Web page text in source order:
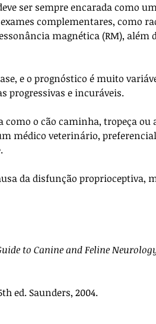
ser sempre encarada como
complementares, como
magnética (RM), além
e o prognóstico é muito
progressivas e incuráveis.
o cão caminha, tropeça ou
médico veterinário,
da disfunção proprioceptiva,
to Canine and Feline
ed. Saunders, 2004.